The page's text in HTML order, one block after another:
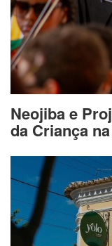
Neojiba e
da Criança